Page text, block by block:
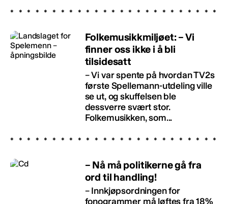
Folkemusikkmiljøet: – Vi
finner oss ikke i å bli
tilsidesatt
– Vi var spente på hvordan TV2s
første Spellemann-utdeling ville
se ut, og skuffelsen ble
dessverre svært stor.
Folkemusikken, som...
– Nå må politikerne gå fra
ord til handling!
– Innkjøpsordningen for
fonogrammer må løftes fra 18%